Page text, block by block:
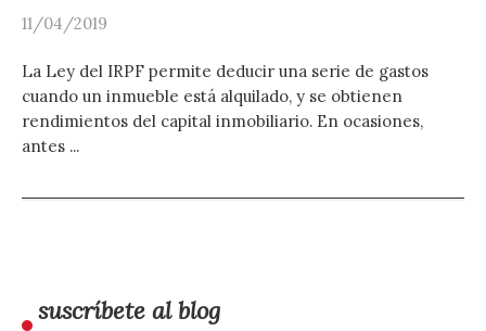
11/04/2019
La Ley del IRPF permite deducir una serie de gastos
cuando un inmueble está alquilado, y se obtienen
rendimientos del capital inmobiliario. En ocasiones,
antes ...
suscríbete al blog